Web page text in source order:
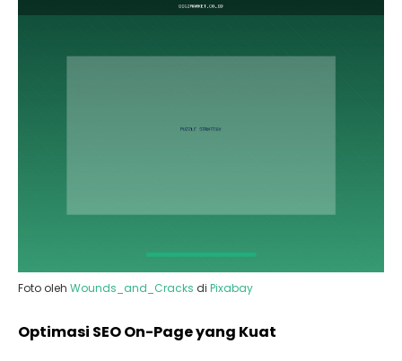
Foto oleh Wounds_and_Cracks di Pixabay
Optimasi SEO On-Page yang Kuat